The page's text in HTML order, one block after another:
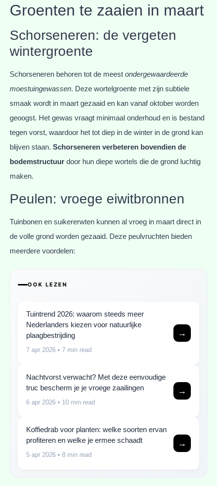
Groenten te zaaien in maart
Schorseneren: de vergeten
wintergroente
Schorseneren behoren tot de meest ondergewaardeerde
moestuingewassen. Deze wortelgroente met zijn subtiele
smaak wordt in maart gezaaid en kan vanaf oktober worden
geoogst. Het gewas vraagt minimaal onderhoud en is bestand
tegen vorst, waardoor het tot diep in de winter in de grond kan
blijven staan. Schorseneren verbeteren bovendien de
bodemstructuur door hun diepe wortels die de grond luchtig
maken.
Peulen: vroege eiwitbronnen
Tuinbonen en suikererwten kunnen al vroeg in maart direct in
de volle grond worden gezaaid. Deze peulvruchten bieden
meerdere voordelen:
OOK LEZEN
Tuintrend 2026: waarom steeds meer
Nederlanders kiezen voor natuurlijke
plaagbestrijding
7 apr 2026 • 7 min read
→
Nachtvorst verwacht? Met deze eenvoudige
truc bescherm je je vroege zaailingen
6 apr 2026 • 10 min read
→
Koffiedrab voor planten: welke soorten ervan
profiteren en welke je ermee schaadt
5 apr 2026 • 8 min read
→